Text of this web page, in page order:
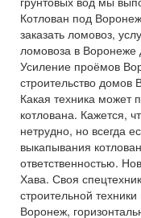
Котлован под
заказать ломовоз,
ломовоза в Воронеже
Усиление проёмов
строительство
Какая техника может
котлована. Кажется,
нетрудно, но всегда
выкапывания
ответственностью.
Хава. Своя
строительной
Воронеж,